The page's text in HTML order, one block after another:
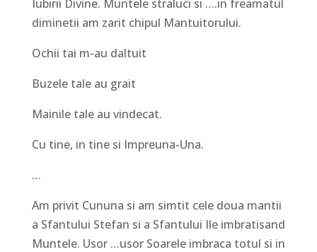
Iubirii Divine. Muntele straluci si ….in freamatul
diminetii am zarit chipul Mantuitorului.
Ochii tai m-au daltuit
Buzele tale au grait
Mainile tale au vindecat.
Cu tine, in tine si Impreuna-Una.
…
Am privit Cununa si am simtit cele doua mantii
a Sfantului Stefan si a Sfantului Ile imbratisand
Muntele. Usor …usor Soarele imbraca totul si in